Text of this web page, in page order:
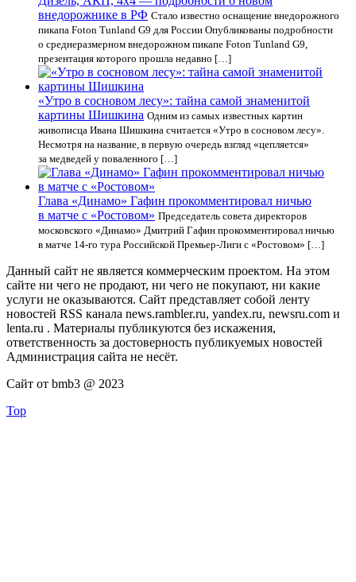
внедорожнике в РФ Стало известно оснащение внедорожного
пикапа Foton Tunland G9 для России Опубликованы подробности
о среднеразмерном внедорожном пикапе Foton Tunland G9,
презентация которого прошла недавно […]
«Утро в сосновом лесу»: тайна самой знаменитой
картины Шишкина Одним из самых известных картин
живописца Ивана Шишкина считается «Утро в сосновом лесу».
Несмотря на название, в первую очередь взгляд «цепляется»
за медведей у поваленного […]
Глава «Динамо» Гафин прокомментировал ничью
в матче с «Ростовом» Председатель совета директоров
московского «Динамо» Дмитрий Гафин прокомментировал ничью
в матче 14-го тура Российской Премьер-Лиги с «Ростовом» […]
Данный сайт не является коммерческим проектом. На этом
сайте ни чего не продают, ни чего не покупают, ни какие
услуги не оказываются. Сайт представляет собой ленту
новостей RSS канала news.rambler.ru, yandex.ru, newsru.com и
lenta.ru . Материалы публикуются без искажения,
ответственность за достоверность публикуемых новостей
Администрация сайта не несёт.
Сайт от bmb3 @ 2023
Top